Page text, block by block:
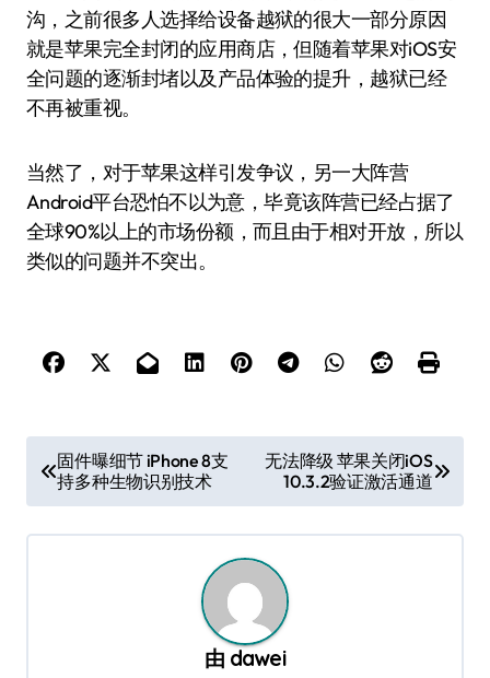
沟，之前很多人选择给设备越狱的很大一部分原因
就是苹果完全封闭的应用商店，但随着苹果对iOS安
全问题的逐渐封堵以及产品体验的提升，越狱已经
不再被重视。
当然了，对于苹果这样引发争议，另一大阵营
Android平台恐怕不以为意，毕竟该阵营已经占据了
全球90%以上的市场份额，而且由于相对开放，所以
类似的问题并不突出。
章
导
固件曝细节 iPhone 8支
持多种生物识别技术
无法降级 苹果关闭iOS
10.3.2验证激活通道
由 dawei